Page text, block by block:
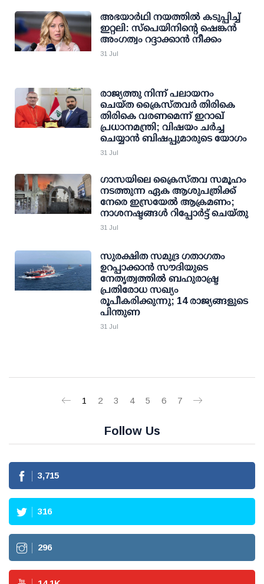
അഭയാര്‍ഥി നയത്തില്‍ കടുപ്പിച്ച്
ഇറ്റലി: സ്‌പെയിനിന്റെ ഷെങ്കന്‍
അംഗത്വം റദ്ദാക്കാന്‍ നീക്കം
31 Jul
രാജ്യത്തു നിന്ന് പലായനം
ചെയ്ത ക്രൈസ്തവര്‍ തിരികെ
തിരികെ വരണമെന്ന് ഇറാഖ്
പ്രധാനമന്ത്രി; വിഷയം ചര്‍ച്ച
ചെയ്യാന്‍ ബിഷപ്പുമാരുടെ യോഗം
31 Jul
ഗാസയിലെ ക്രൈസ്തവ സമൂഹം
നടത്തുന്ന ഏക ആശുപത്രിക്ക്
നേരെ ഇസ്രയേൽ ആക്രമണം;
നാശനഷ്ടങ്ങൾ റിപ്പോർട്ട് ചെയ്തു
31 Jul
സുരക്ഷിത സമുദ്ര ഗതാഗതം
ഉറപ്പാക്കാന്‍ സൗദിയുടെ
നേതൃത്വത്തില്‍ ബഹുരാഷ്ട്ര
പ്രതിരോധ സഖ്യം
രൂപീകരിക്കുന്നു; 14 രാജ്യങ്ങളുടെ
പിന്തുണ
31 Jul
1 2 3 4 5 6 7
Follow Us
3,715
316
296